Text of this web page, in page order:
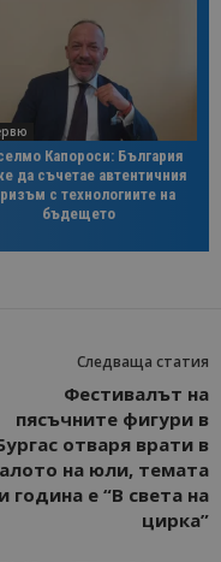
Капороси: България
да съчетае автентичния
с технологиите на
бъдещето
Следваща статия
Фестивалът на
пясъчните фигури в
отваря врати в
на юли, темата
година е “В света на
цирка”